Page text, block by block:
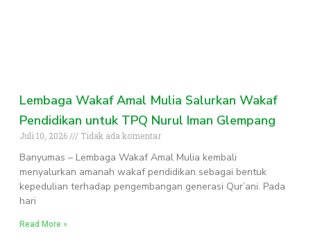
Lembaga Wakaf Amal Mulia Salurkan Wakaf
Pendidikan untuk TPQ Nurul Iman Glempang
Juli 10, 2026 Tidak ada komentar
Banyumas – Lembaga Wakaf Amal Mulia kembali
menyalurkan amanah wakaf pendidikan sebagai bentuk
kepedulian terhadap pengembangan generasi Qur’ani. Pada
hari
Read More »